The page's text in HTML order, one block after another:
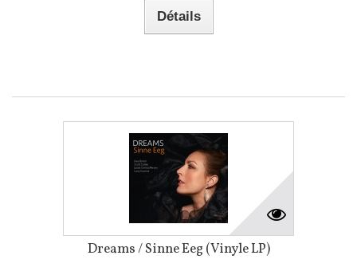
Détails
Dreams / Sinne Eeg (Vinyle LP)